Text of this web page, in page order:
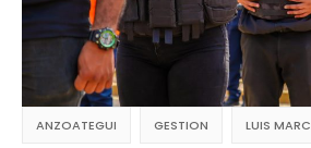
ANZOATEGUI GESTION LUIS